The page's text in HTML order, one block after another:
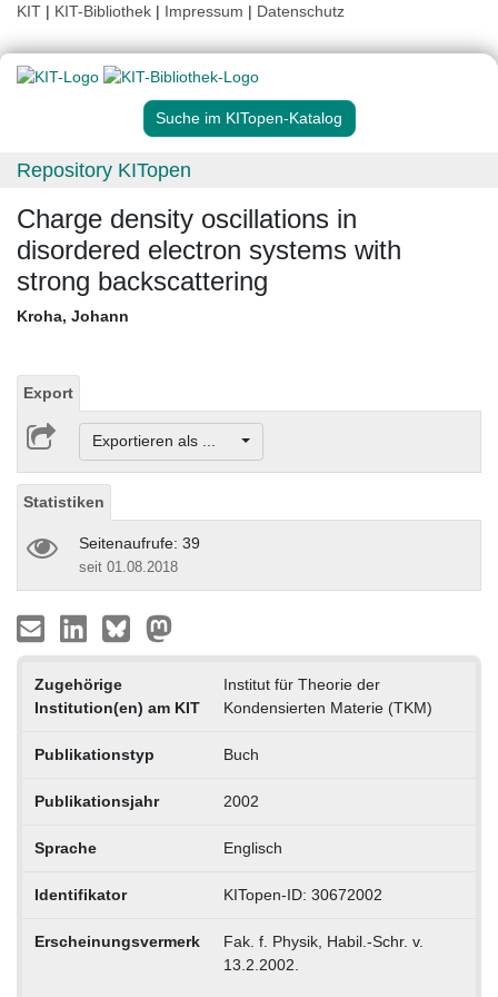
KIT | KIT-Bibliothek | Impressum | Datenschutz
Suche im KITopen-Katalog
Repository KITopen
Charge density oscillations in
disordered electron systems with
strong backscattering
Kroha, Johann
Export
Exportieren als ...
Statistiken
Seitenaufrufe: 39
seit 01.08.2018
Zugehörige
Institution(en) am KIT
Institut für Theorie der
Kondensierten Materie (TKM)
Publikationstyp Buch
Publikationsjahr 2002
Sprache Englisch
Identifikator KITopen-ID: 30672002
Erscheinungsvermerk
Fak. f. Physik, Habil.-Schr. v.
13.2.2002.